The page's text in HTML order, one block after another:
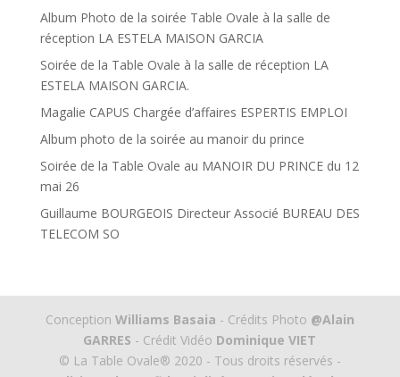
Album Photo de la soirée Table Ovale à la salle de
réception LA ESTELA MAISON GARCIA
Soirée de la Table Ovale à la salle de réception LA
ESTELA MAISON GARCIA.
Magalie CAPUS Chargée d’affaires ESPERTIS EMPLOI
Album photo de la soirée au manoir du prince
Soirée de la Table Ovale au MANOIR DU PRINCE du 12
mai 26
Guillaume BOURGEOIS Directeur Associé BUREAU DES
TELECOM SO
Conception Williams Basaia - Crédits Photo @Alain
GARRES - Crédit Vidéo Dominique VIET
© La Table Ovale® 2020 - Tous droits réservés -